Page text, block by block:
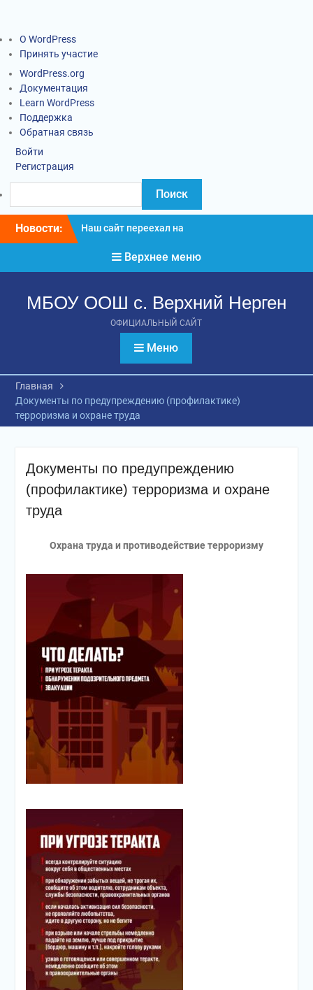
О WordPress
Принять участие
WordPress.org
Документация
Learn WordPress
Поддержка
Обратная связь
Войти
Регистрация
Новости:
Наш сайт переехал на
Информация о введении
карантинных
Социально-
тестирование
обучающихся
Верхнее меню
МБОУ ООШ с. Верхний Нерген
ОФИЦИАЛЬНЫЙ САЙТ
Меню
Главная
Документы по предупреждению (профилактике)
терроризма и охране труда
Документы по предупреждению
(профилактике) терроризма и охране
труда
Охрана труда и противодействие терроризму